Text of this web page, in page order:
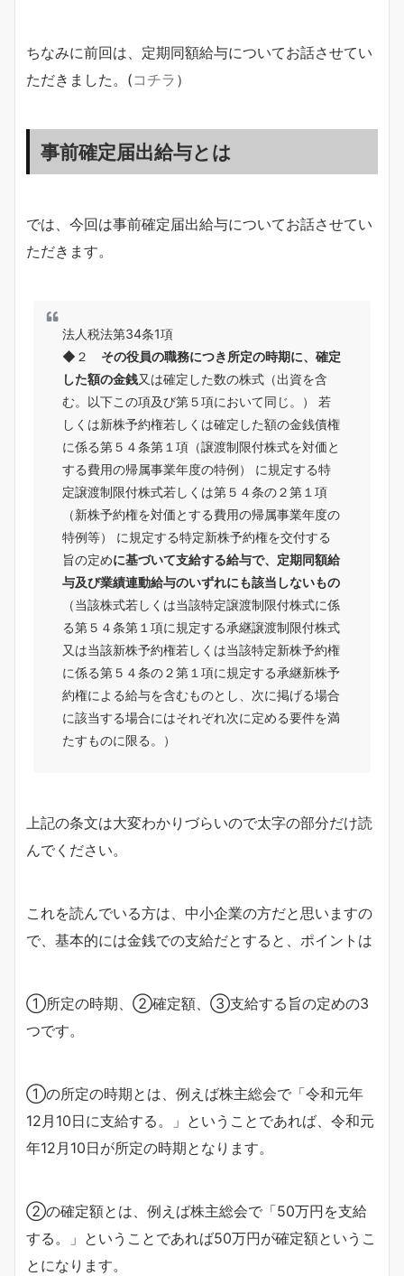
ちなみに前回は、定期同額給与についてお話させてい
ただきました。(コチラ ）
事前確定届出給与とは
では、今回は事前確定届出給与についてお話させてい
ただきます。
法人税法第34条1項
◆２ その役員の職務につき所定の時期に、確定
した額の金銭又は確定した数の株式（出資を含
む。以下この項及び第５項において同じ。） 若
しくは新株予約権若しくは確定した額の金銭債権
に係る第５４条第１項（譲渡制限付株式を対価と
する費用の帰属事業年度の特例） に規定する特
定譲渡制限付株式若しくは第５４条の２第１項
（新株予約権を対価とする費用の帰属事業年度の
特例等） に規定する特定新株予約権を交付する
旨の定めに基づいて支給する給与で、定期同額給
与及び業績連動給与のいずれにも該当しないもの
（当該株式若しくは当該特定譲渡制限付株式に係
る第５４条第１項に規定する承継譲渡制限付株式
又は当該新株予約権若しくは当該特定新株予約権
に係る第５４条の２第１項に規定する承継新株予
約権による給与を含むものとし、次に掲げる場合
に該当する場合にはそれぞれ次に定める要件を満
たすものに限る。）
上記の条文は大変わかりづらいので太字の部分だけ読
んでください。
これを読んでいる方は、中小企業の方だと思いますの
で、基本的には金銭での支給だとすると、ポイントは
①所定の時期、②確定額、③支給する旨の定めの3
つです。
①の所定の時期とは、例えば株主総会で「令和元年
12月10日に支給する。」ということであれば、令和元
年12月10日が所定の時期となります。
②の確定額とは、例えば株主総会で「50万円を支給
する。」ということであれば50万円が確定額というこ
とになります。